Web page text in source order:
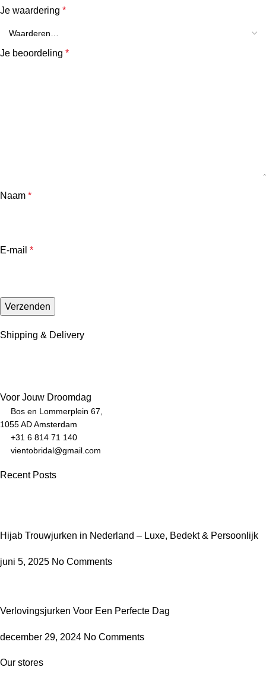
Je waardering *
Je beoordeling *
Naam *
E-mail *
Shipping & Delivery
Voor Jouw Droomdag
Bos en Lommerplein 67,
1055 AD Amsterdam
+31 6 814 71 140
vientobridal@gmail.com
Recent Posts
Hijab Trouwjurken in Nederland – Luxe, Bedekt & Persoonlijk
juni 5, 2025 No Comments
Verlovingsjurken Voor Een Perfecte Dag
december 29, 2024 No Comments
Our stores